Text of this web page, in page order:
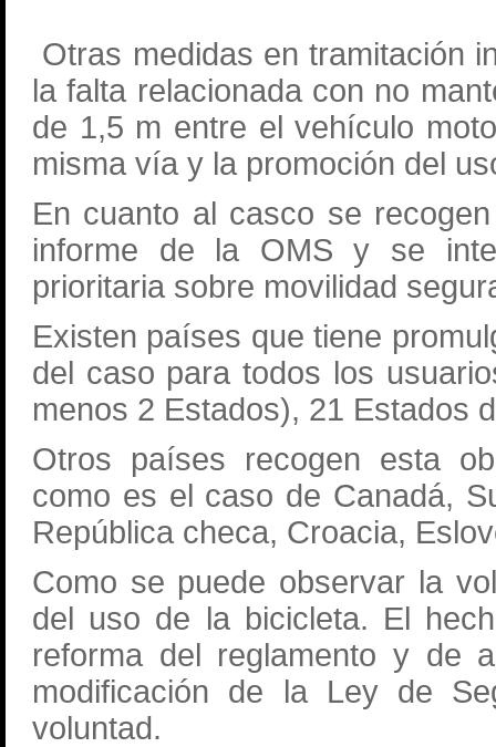
Otras medidas en tramitación
la falta relacionada con no
de 1,5 m entre el vehículo
misma vía y la promoción del
En cuanto al casco se
informe de la OMS y se
prioritaria sobre movilidad
Existen países que tiene
del caso para todos los
menos 2 Estados), 21 Estados
Otros países recogen esta
como es el caso de Canadá,
República checa, Croacia,
Como se puede observar la
del uso de la bicicleta. El
reforma del reglamento y de
modificación de la Ley de
voluntad.